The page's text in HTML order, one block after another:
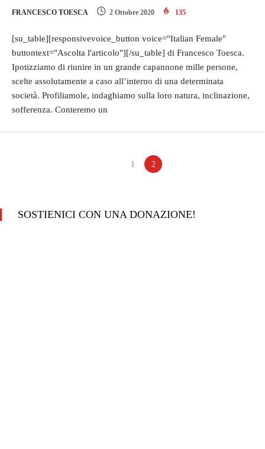
FRANCESCO TOESCA 2 Ottobre 2020 135
[su_table][responsivevoice_button voice="Italian Female"
buttontext="Ascolta l'articolo"][/su_table] di Francesco Toesca.
Ipotizziamo di riunire in un grande capannone mille persone,
scelte assolutamente a caso all’interno di una determinata
società. Profiliamole, indaghiamo sulla loro natura, inclinazione,
sofferenza. Conteremo un
1 2
SOSTIENICI CON UNA DONAZIONE!